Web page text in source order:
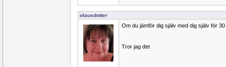
olausdotter
Om du jämför dig själv med dig själv för
Tror jag det